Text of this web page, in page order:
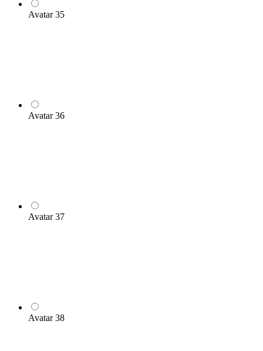
Avatar 35
Avatar 36
Avatar 37
Avatar 38